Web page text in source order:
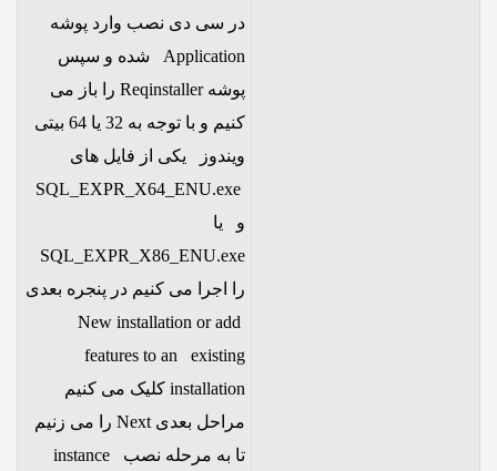
در سی دی نصب وارد پوشه
Application شده و سپس
پوشه Reqinstaller را باز می
کنیم و با توجه به 32 یا 64 بیتی
ویندوز یکی از فایل های
SQL_EXPR_X64_ENU.exe
و یا
SQL_EXPR_X86_ENU.exe
را اجرا می کنیم در پنجره بعدی
New installation or add
features to an existing
installation کلیک می کنیم
مراحل بعدی Next را می زنیم
تا به مرحله نصب instance